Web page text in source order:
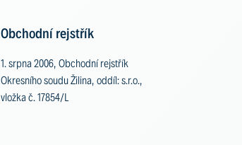
Obchodní rejstřík
1. srpna 2006, Obchodní rejstřík
Okresního soudu Žilina, oddíl: s.r.o.,
vložka č. 17854/L